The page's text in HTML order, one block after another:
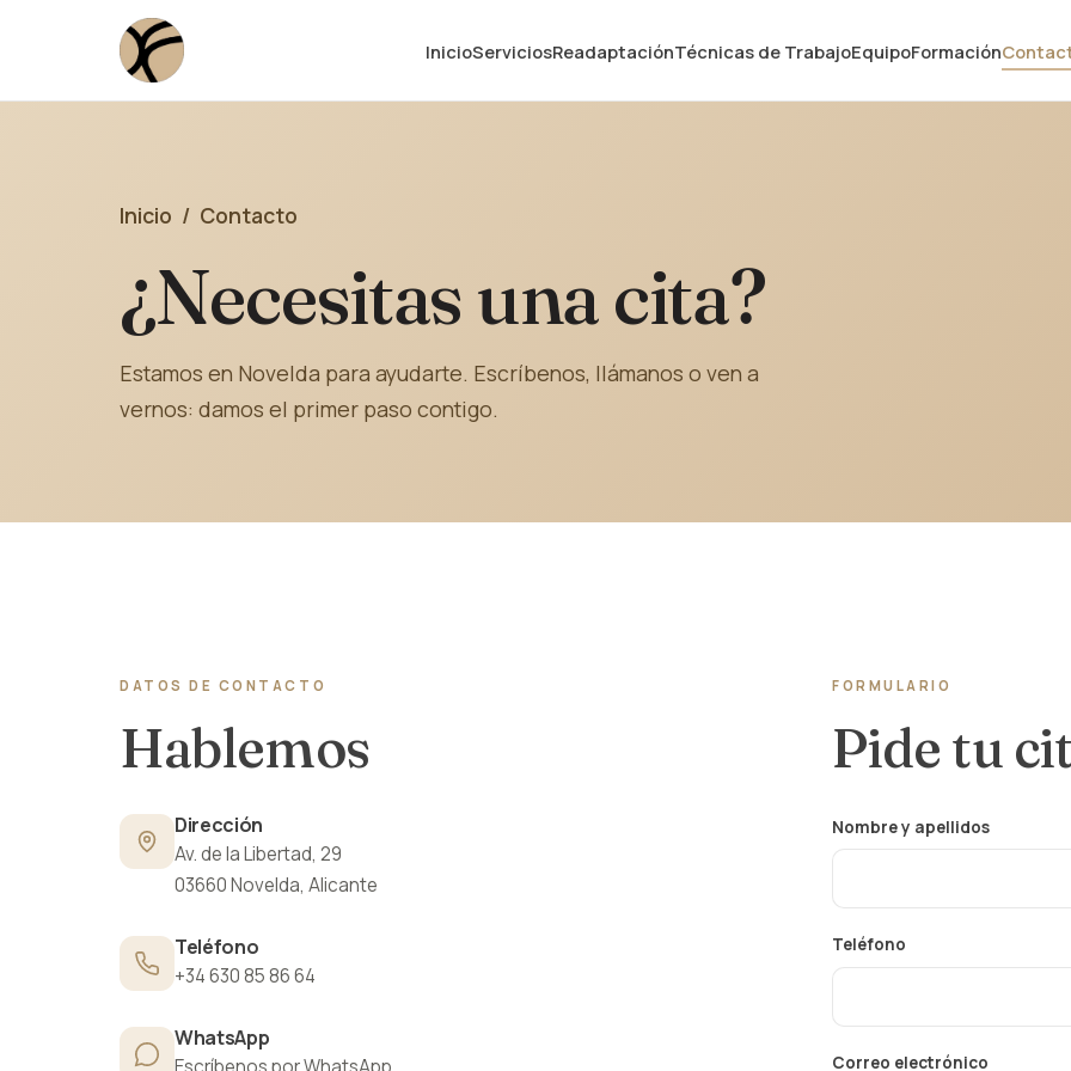
InicioServiciosReadaptaciónTécnicas de TrabajoEquipoFormación
Inicio / Contacto
¿Necesitas una cita?
Estamos en Novelda para ayudarte. Escríbenos, llámanos o ven a
vernos: damos el primer paso contigo.
DATOS DE CONTACTO
Hablemos
Dirección
Av. de la Libertad, 29
03660 Novelda, Alicante
Teléfono
+34 630 85 86 64
WhatsApp
FORMULARIO
Pide tu
Nombre y apellidos
Teléfono
Correo electrónico